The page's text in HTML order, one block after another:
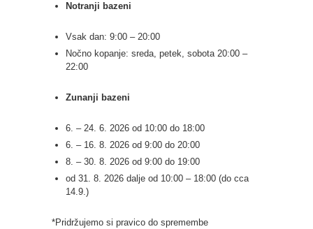
Notranji bazeni
Vsak dan: 9:00 – 20:00
Nočno kopanje: sreda, petek, sobota 20:00 –
22:00
Zunanji bazeni
6. – 24. 6. 2026 od 10:00 do 18:00
6. – 16. 8. 2026 od 9:00 do 20:00
8. – 30. 8. 2026 od 9:00 do 19:00
od 31. 8. 2026 dalje od 10:00 – 18:00 (do cca
14.9.)
*Pridržujemo si pravico do spremembe